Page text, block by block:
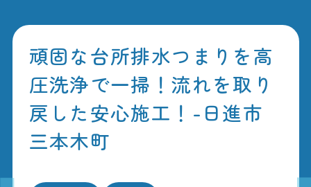
頑固な台所排水つまりを高
圧洗浄で一掃！流れを取り
戻した安心施工！-日進市
三本木町